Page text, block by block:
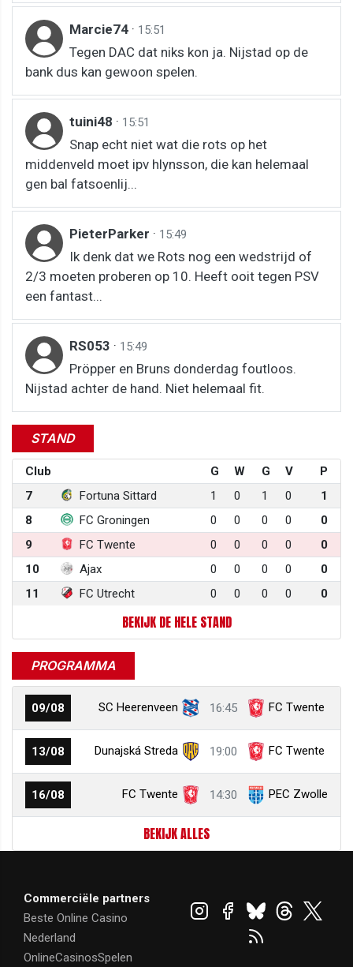
Marcie74 · 15:51
Tegen DAC dat niks kon ja. Nijstad op de
bank dus kan gewoon spelen.
tuini48 · 15:51
Snap echt niet wat die rots op het
middenveld moet ipv hlynsson, die kan helemaal
gen bal fatsoenlij...
PieterParker · 15:49
Ik denk dat we Rots nog een wedstrijd of
2/3 moeten proberen op 10. Heeft ooit tegen PSV
een fantast...
RS053 · 15:49
Pröpper en Bruns donderdag foutloos.
Nijstad achter de hand. Niet helemaal fit.
STAND
Club G W G V
P
7
Fortuna Sittard 1 0 1 0
1
8
FC Groningen 0 0 0 0
0
9
FC Twente 0 0 0 0
0
10
Ajax 0 0 0 0
0
11
FC Utrecht 0 0 0 0 0
BEKIJK DE HELE STAND
PROGRAMMA
09/08 SC Heerenveen 16:45 FC Twente
13/08 Dunajská Streda 19:00 FC Twente
16/08 FC Twente 14:30 PEC Zwolle
BEKIJK ALLES
Commerciële partners
Beste Online Casino
Nederland
OnlineCasinosSpelen